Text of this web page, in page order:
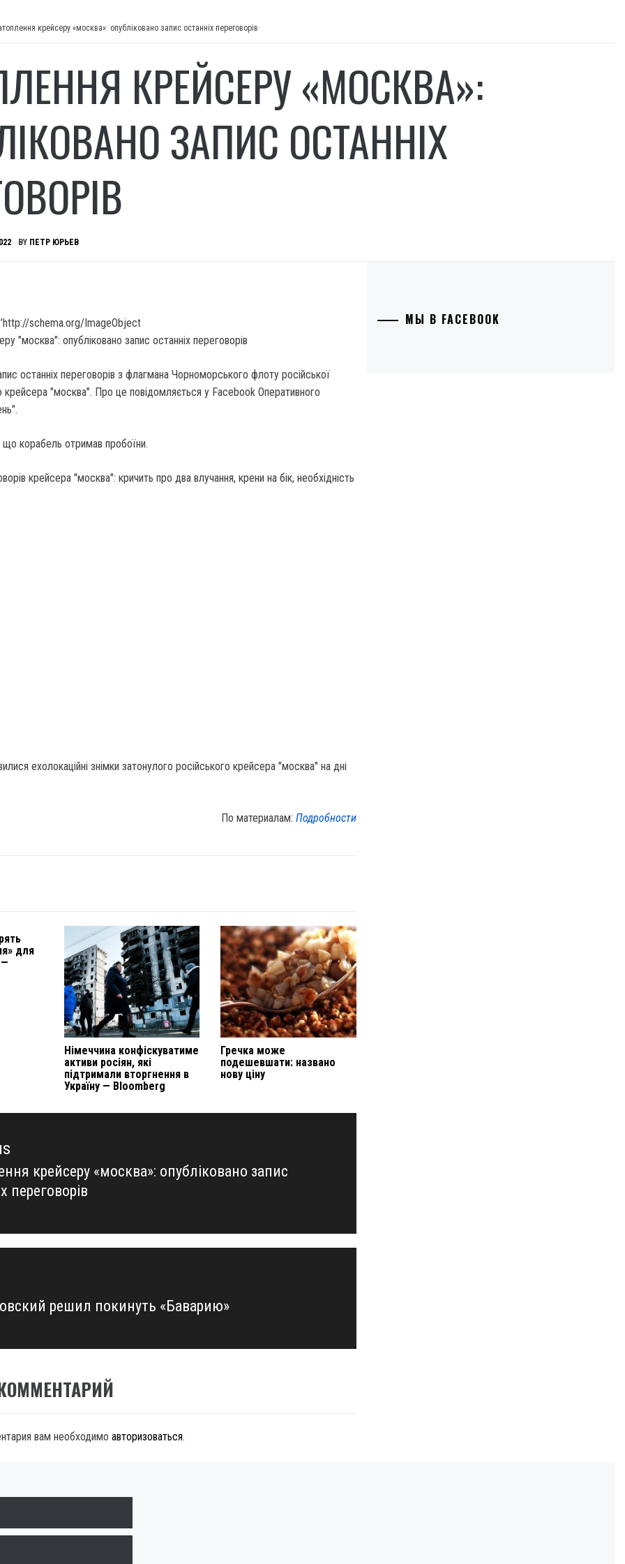
крейсеру «москва»: опубліковано запис останніх переговорів
КРЕЙСЕРУ «МОСКВА»:
ЗАПИС ОСТАННІХ
BY ПЕТР ЮРЬЕВ
schema.org/ImageObject
останніх переговорів з флагмана Чорноморського флоту російської
крейсера "москва". Про це повідомляється у Facebook Оперативного
що корабель отримав пробоїни.
крейсера "москва": кричить про два влучання, крени на бік, необхідність
ехолокаційні знімки затонулого російського крейсера "москва" на дні
По материалам:Подробности
для
—
Німеччина конфіскуватиме
активи росіян, які
підтримали вторгнення в
Україну — Bloomberg
Гречка може
подешевшати: названо
нову ціну
крейсеру «москва»: опубліковано запис
переговорів
решил покинуть «Баварию»
вам необходимо авторизоваться.
МЫ В FACEBOOK